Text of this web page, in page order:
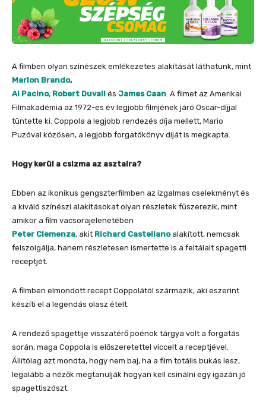
A filmben olyan színészek emlékezetes alakítását láthatunk, mint
Marlon Brando,
Al Pacino, Robert Duvall és James Caan . A filmet az Amerikai
Filmakadémia az 1972-es év legjobb filmjének járó Oscar-díjjal
tüntette ki. Coppola a legjobb rendezés díja mellett, Mario
Puzóval közösen, a legjobb forgatókönyv díját is megkapta.
Hogy kerül a csizma az asztalra?
Ebben az ikonikus gengszterfilmben az izgalmas cselekményt és
a kiváló színészi alakításokat olyan részletek fűszerezik, mint
amikor a film vacsorajelenetében
Peter Clemenza, akit Richard Castellanoalakított, nemcsak
felszolgálja, hanem részletesen ismertette is a feltálalt spagetti
receptjét.
A filmben elmondott recept Coppolától származik, aki eszerint
készíti el a legendás olasz ételt.
A rendező spagettije visszatérő poénok tárgya volt a forgatás
során, maga Coppola is előszeretettel viccelt a receptjével.
Állítólag azt mondta, hogy nem baj, ha a film totális bukás lesz,
legalább a nézők megtanulják hogyan kell csinálni egy igazán jó
spagettiszószt.